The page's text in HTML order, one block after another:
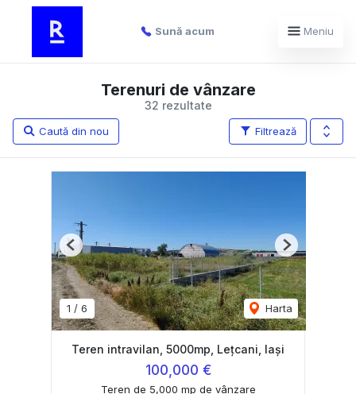
Sună acum Meniu
32 rezultate
Terenuri de vânzare
Filtrează
Caută din nou
1 / 6 Harta
Previous Next
Teren intravilan, 5000mp, Lețcani, Iași
100,000 €
Teren de 5,000 mp de vânzare